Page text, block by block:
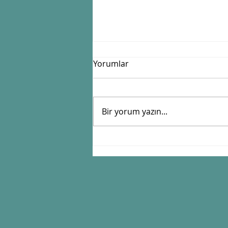
"Kaba erik"
Yorumlar
Bir yorum yazın...